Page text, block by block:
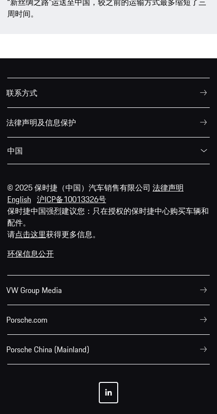
周时间。
联系方式
法律声明及信息保护
中国
© 2025 保时捷（中国）汽车销售有限公司 法律声明
English 沪ICP备10013326号
保时捷中国强烈建议您：只在授权的保时捷中心购买车辆和
配件。
请点击这里获得更多信息。
环保信息公开
VW Group Media
Porsche.com
Porsche China (Mainland)